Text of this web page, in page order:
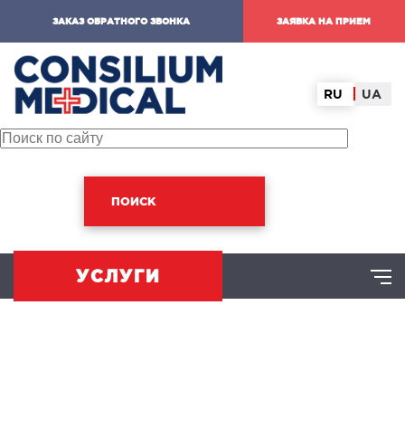
ЗАКАЗ ОБРАТНОГО ЗВОНКА ЗАЯВКА НА ПРИЕМ
RU UA
ПОИСК
УСЛУГИ